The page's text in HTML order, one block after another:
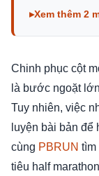
Xem thêm 2
Chinh phục cột
là bước ngoặt
Tuy nhiên, việc
luyện bài bản
cùng PBRUN tìm
tiêu half